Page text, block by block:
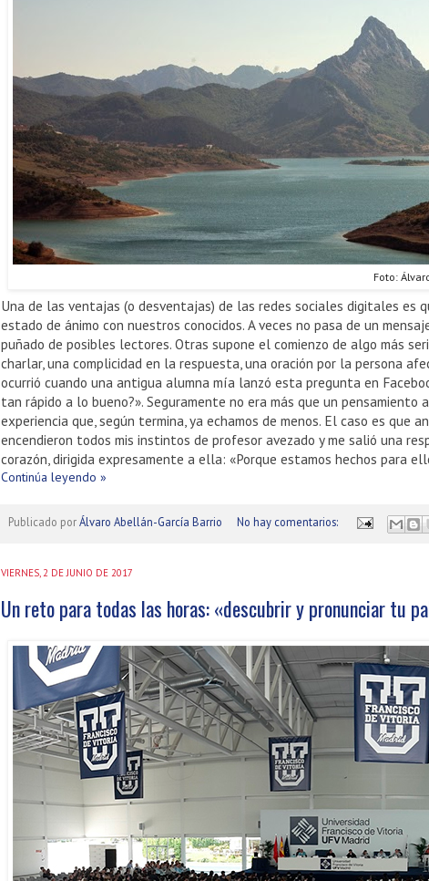
Foto:
Una de las ventajas (o desventajas) de las redes sociales digitales es
estado de ánimo con nuestros conocidos. A veces no pasa de un
puñado de posibles lectores. Otras supone el comienzo de algo más
charlar, una complicidad en la respuesta, una oración por la persona
ocurrió cuando una antigua alumna mía lanzó esta pregunta en
tan rápido a lo bueno?». Seguramente no era más que un pensamiento
experiencia que, según termina, ya echamos de menos. El caso es que
encendieron todos mis instintos de profesor avezado y me salió una
corazón, dirigida expresamente a ella: «Porque estamos hechos para
Continúa leyendo »
Publicado porÁlvaro Abellán-García Barrio No hay comentarios:
VIERNES, 2 DE JUNIO DE 2017
Un reto para todas las horas: «descubrir y pronunciar tu